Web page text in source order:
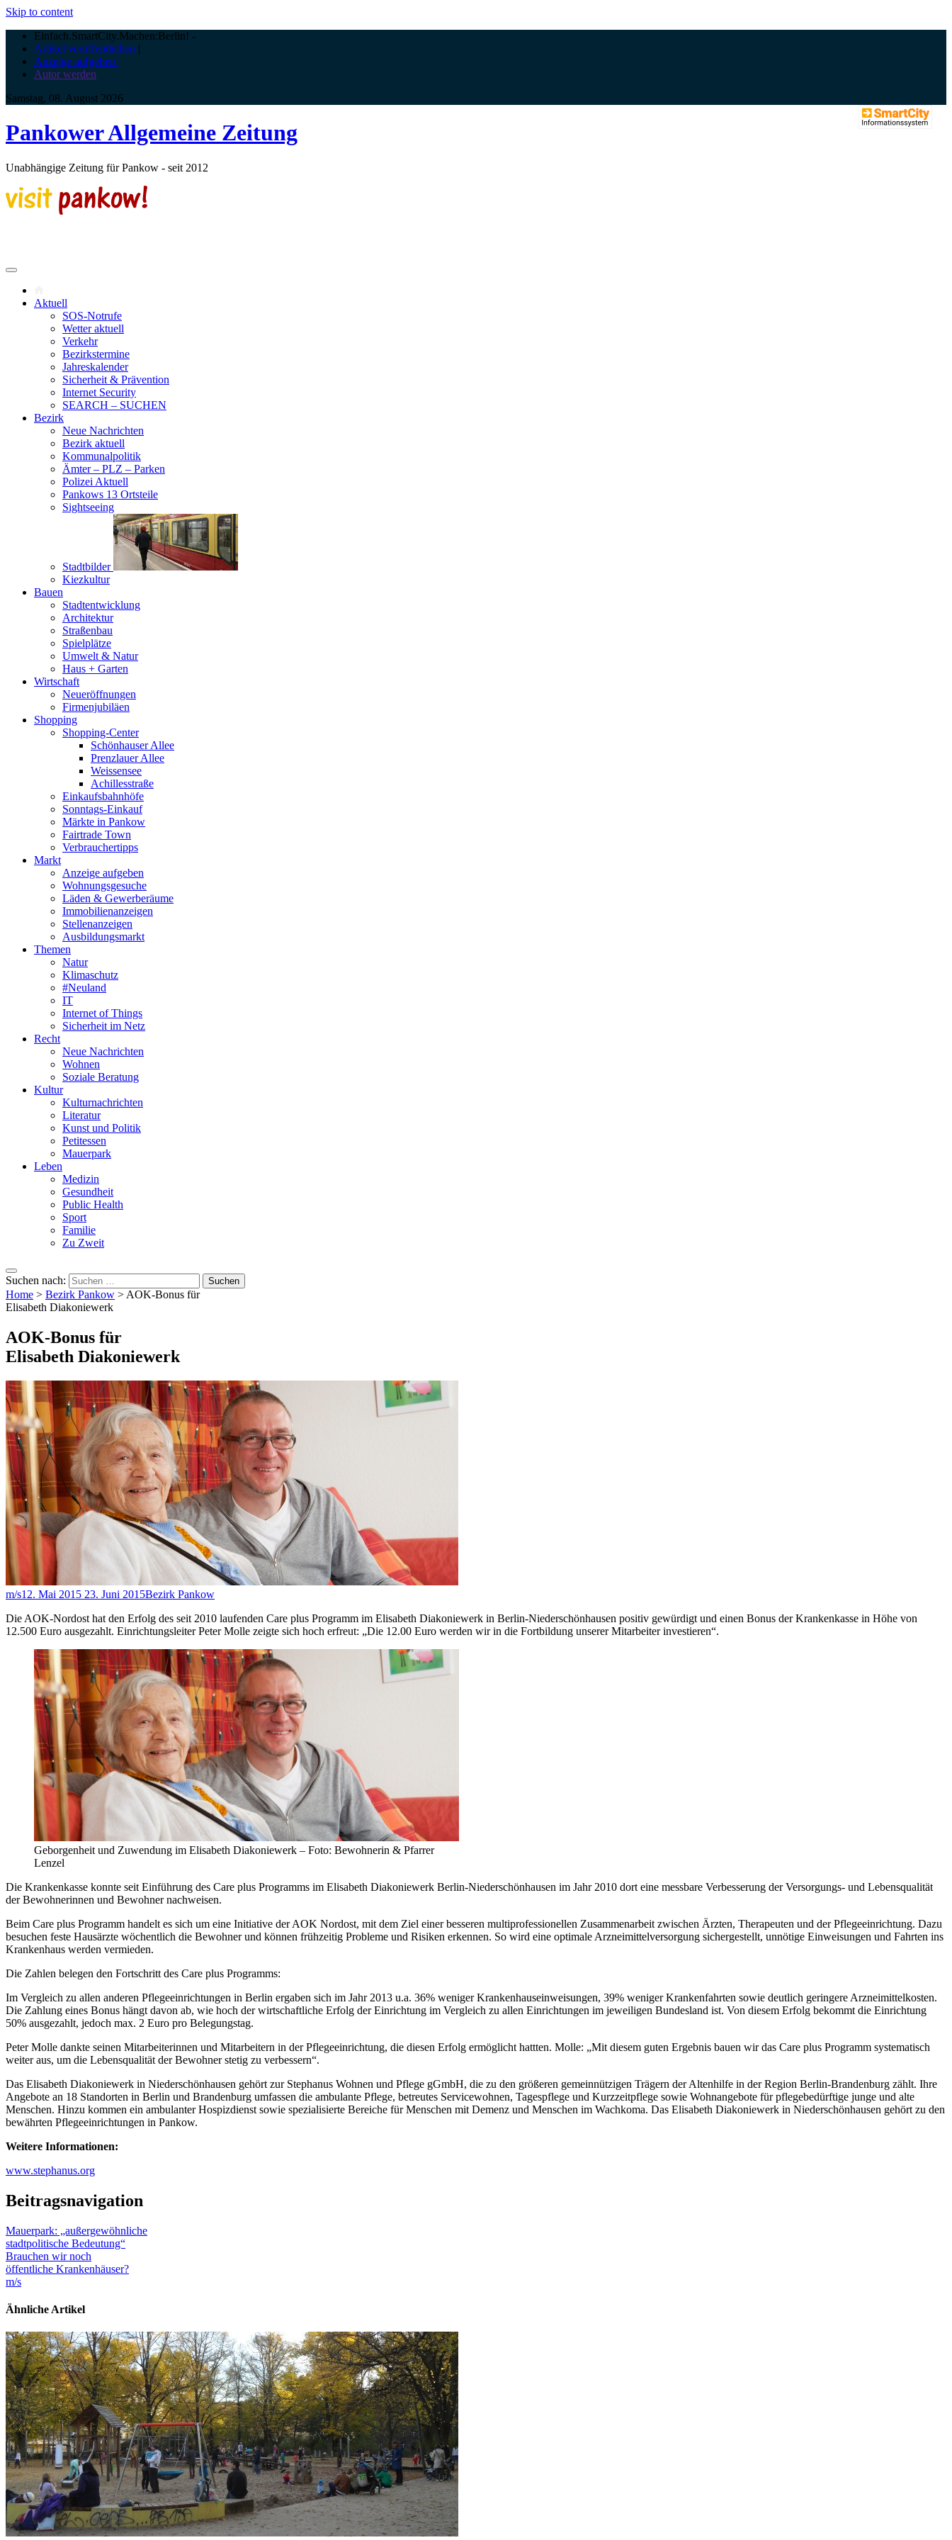
Skip to content
Einfach.SmartCity.Machen:Berlin! -
Artikel veröffentlichen |
Anzeige aufgeben |
Autor werden
Samstag, 08. August 2026
Pankower Allgemeine Zeitung
Unabhängige Zeitung für Pankow - seit 2012
Aktuell
SOS-Notrufe
Wetter aktuell
Verkehr
Bezirkstermine
Jahreskalender
Sicherheit & Prävention
Internet Security
SEARCH – SUCHEN
Bezirk
Neue Nachrichten
Bezirk aktuell
Kommunalpolitik
Ämter – PLZ – Parken
Polizei Aktuell
Pankows 13 Ortsteile
Sightseeing
Stadtbilder
Kiezkultur
Bauen
Stadtentwicklung
Architektur
Straßenbau
Spielplätze
Umwelt & Natur
Haus + Garten
Wirtschaft
Neueröffnungen
Firmenjubiläen
Shopping
Shopping-Center
Schönhauser Allee
Prenzlauer Allee
Weissensee
Achillesstraße
Einkaufsbahnhöfe
Sonntags-Einkauf
Märkte in Pankow
Fairtrade Town
Verbrauchertipps
Markt
Anzeige aufgeben
Wohnungsgesuche
Läden & Gewerberäume
Immobilienanzeigen
Stellenanzeigen
Ausbildungsmarkt
Themen
Natur
Klimaschutz
#Neuland
IT
Internet of Things
Sicherheit im Netz
Recht
Neue Nachrichten
Wohnen
Soziale Beratung
Kultur
Kulturnachrichten
Literatur
Kunst und Politik
Petitessen
Mauerpark
Leben
Medizin
Gesundheit
Public Health
Sport
Familie
Zu Zweit
Suchen nach:
Home > Bezirk Pankow >AOK-Bonus für
Elisabeth Diakoniewerk
AOK-Bonus für
Elisabeth Diakoniewerk
m/s12. Mai 2015 23. Juni 2015Bezirk Pankow
Die AOK-Nordost hat den Erfolg des seit 2010 laufenden Care plus Programm im Elisabeth Diakoniewerk in Berlin-Niederschönhausen positiv gewürdigt und einen Bonus der Krankenkasse in Höhe von
12.500 Euro ausgezahlt. Einrichtungsleiter Peter Molle zeigte sich hoch erfreut: „Die 12.00 Euro werden wir in die Fortbildung unserer Mitarbeiter investieren“.
Geborgenheit und Zuwendung im Elisabeth Diakoniewerk – Foto: Bewohnerin & Pfarrer
Lenzel
Die Krankenkasse konnte seit Einführung des Care plus Programms im Elisabeth Diakoniewerk Berlin-Niederschönhausen im Jahr 2010 dort eine messbare Verbesserung der Versorgungs- und Lebensqualität
der Bewohnerinnen und Bewohner nachweisen.
Beim Care plus Programm handelt es sich um eine Initiative der AOK Nordost, mit dem Ziel einer besseren multiprofessionellen Zusammenarbeit zwischen Ärzten, Therapeuten und der Pflegeeinrichtung. Dazu
besuchen feste Hausärzte wöchentlich die Bewohner und können frühzeitig Probleme und Risiken erkennen. So wird eine optimale Arzneimittelversorgung sichergestellt, unnötige Einweisungen und Fahrten ins
Krankenhaus werden vermieden.
Die Zahlen belegen den Fortschritt des Care plus Programms:
Im Vergleich zu allen anderen Pflegeeinrichtungen in Berlin ergaben sich im Jahr 2013 u.a. 36% weniger Krankenhauseinweisungen, 39% weniger Krankenfahrten sowie deutlich geringere Arzneimittelkosten.
Die Zahlung eines Bonus hängt davon ab, wie hoch der wirtschaftliche Erfolg der Einrichtung im Vergleich zu allen Einrichtungen im jeweiligen Bundesland ist. Von diesem Erfolg bekommt die Einrichtung
50% ausgezahlt, jedoch max. 2 Euro pro Belegungstag.
Peter Molle dankte seinen Mitarbeiterinnen und Mitarbeitern in der Pflegeeinrichtung, die diesen Erfolg ermöglicht hattten. Molle: „Mit diesem guten Ergebnis bauen wir das Care plus Programm systematisch
weiter aus, um die Lebensqualität der Bewohner stetig zu verbessern“.
Das Elisabeth Diakoniewerk in Niederschönhausen gehört zur Stephanus Wohnen und Pflege gGmbH, die zu den größeren gemeinnützigen Trägern der Altenhilfe in der Region Berlin-Brandenburg zählt. Ihre
Angebote an 18 Standorten in Berlin und Brandenburg umfassen die ambulante Pflege, betreutes Servicewohnen, Tagespflege und Kurzzeitpflege sowie Wohnangebote für pflegebedürftige junge und alte
Menschen. Hinzu kommen ein ambulanter Hospizdienst sowie spezialisierte Bereiche für Menschen mit Demenz und Menschen im Wachkoma. Das Elisabeth Diakoniewerk in Niederschönhausen gehört zu den
bewährten Pflegeeinrichtungen in Pankow.
Weitere Informationen:
www.stephanus.org
Beitragsnavigation
Mauerpark: „außergewöhnliche
stadtpolitische Bedeutung“
Brauchen wir noch
öffentliche Krankenhäuser?
m/s
Ähnliche Artikel